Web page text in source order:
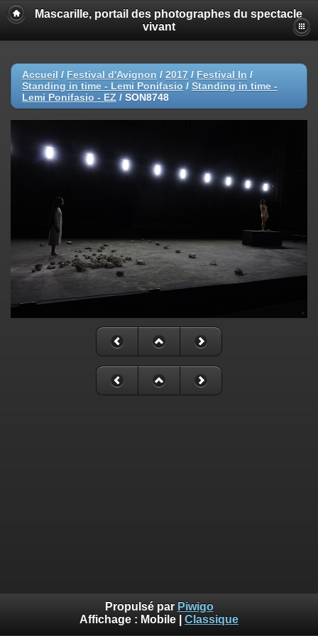
Mascarille, portail des photographes du spectacle
vivant
Accueil / Festival d'Avignon / 2017 / Festival In /
Standing in time - Lemi Ponifasio / Standing in time -
Lemi Ponifasio - EZ / SON8748
Propulsé par Piwigo
Affichage : Mobile Classique